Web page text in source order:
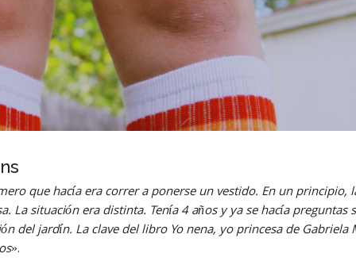
que hacía era correr a ponerse un vestido. En un principio,
La situación era distinta. Tenía 4 años y ya se hacía preguntas
del jardín. La clave del libro Yo nena, yo princesa de Gabriela
».